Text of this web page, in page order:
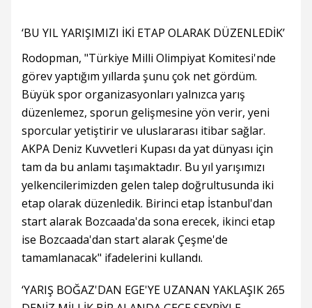
‘BU YIL YARIŞIMIZI İKİ ETAP OLARAK DÜZENLEDİK’
Rodopman, "Türkiye Milli Olimpiyat Komitesi'nde
görev yaptığım yıllarda şunu çok net gördüm.
Büyük spor organizasyonları yalnızca yarış
düzenlemez, sporun gelişmesine yön verir, yeni
sporcular yetiştirir ve uluslararası itibar sağlar.
AKPA Deniz Kuvvetleri Kupası da yat dünyası için
tam da bu anlamı taşımaktadır. Bu yıl yarışımızı
yelkencilerimizden gelen talep doğrultusunda iki
etap olarak düzenledik. Birinci etap İstanbul'dan
start alarak Bozcaada'da sona erecek, ikinci etap
ise Bozcaada'dan start alarak Çeşme'de
tamamlanacak" ifadelerini kullandı.
‘YARIŞ BOĞAZ'DAN EGE'YE UZANAN YAKLAŞIK 265